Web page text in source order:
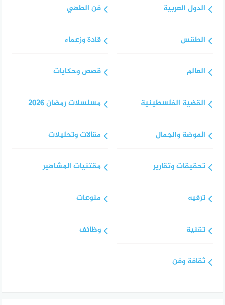
الدول العربية
الطقس
العالم
القضية الفلسطينية
الموضة والجمال
تحقيقات وتقارير
ترفيه
تقنية
ثقافة وفن
فن الطهي
قادة وزعماء
قصص وحكايات
مسلسلات رمضان 2026
مقالات وتحليلات
مقتنيات المشاهير
منوعات
وظائف